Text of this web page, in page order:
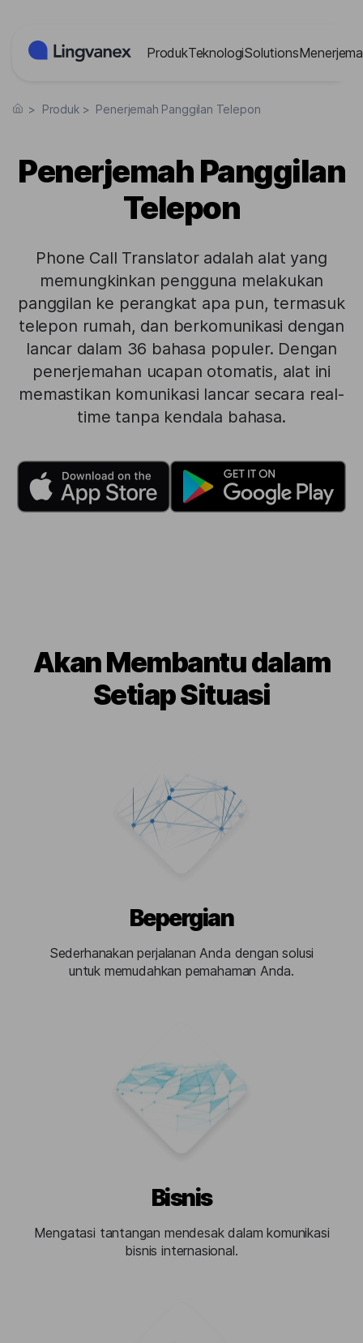
ProdukTeknologiSolutions
> Produk > Penerjemah Panggilan Telepon
Penerjemah Panggilan
Telepon
Phone Call Translator adalah alat yang
memungkinkan pengguna melakukan
panggilan ke perangkat apa pun, termasuk
telepon rumah, dan berkomunikasi dengan
lancar dalam 36 bahasa populer. Dengan
penerjemahan ucapan otomatis, alat ini
memastikan komunikasi lancar secara real-
time tanpa kendala bahasa.
Akan Membantu dalam
Setiap Situasi
Bepergian
Sederhanakan perjalanan Anda dengan solusi
untuk memudahkan pemahaman Anda.
Bisnis
Mengatasi tantangan mendesak dalam komunikasi
bisnis internasional.